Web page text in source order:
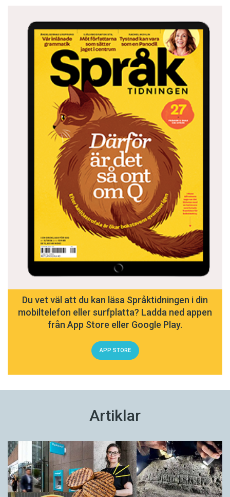
Du vet väl att du kan läsa Språktidningen i din
mobiltelefon eller surfplatta? Ladda ned appen
från App Store eller Google Play.
APP STORE
Artiklar